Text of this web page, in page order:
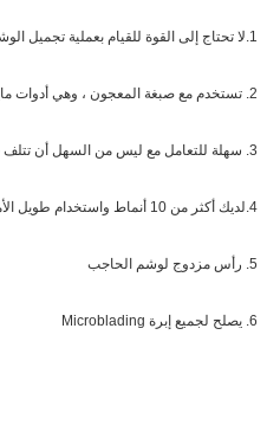
1.لا تحتاج إلى القوة للقيام بعملية تجميل الوشم ، تناسب جميع أنواع الشفرات.
2. تستخدم مع صبغة المعجون ، وهي أدوات ماييلي في عملية الحاجب.
3. سهلة للتعامل مع ليس من السهل أن تتلف جهاز دبوس قفل المهنية.
4.لديك أكثر من 10 أنماط واستخدام طويل الأمد.
5. رأس مزدوج لوشم الحاجب
6. يصلح لجميع إبرة Microblading